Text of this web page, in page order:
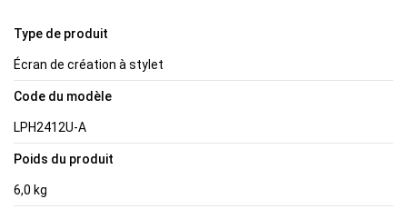
Type de produit
Écran de création à stylet
Code du modèle
LPH2412U-A
Poids du produit
6,0 kg